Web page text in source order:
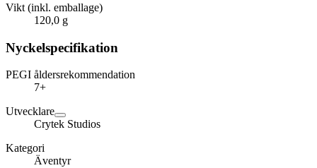
Vikt (inkl. emballage)
120,0 g
Nyckelspecifikation
PEGI åldersrekommendation
7+
Utvecklare
Crytek Studios
Kategori
Äventyr